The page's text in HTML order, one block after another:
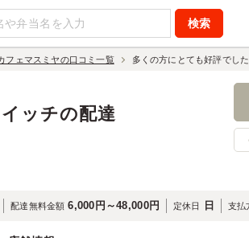
フェマスミヤの口コミ一覧 多くの方にとても好評でした
ッチの配達
配達無料金額 6,000円～48,000円 定休日 日 支払